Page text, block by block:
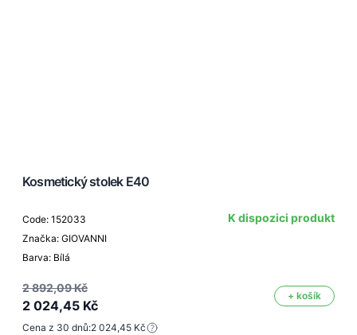
Kosmetický stolek E40
Code: 152033
Značka: GIOVANNI
Barva: Bílá
K dispozici produkt
2 892,09 Kč
2 024,45 Kč
+ košík
Cena z 30 dnů:2 024,45 Kč